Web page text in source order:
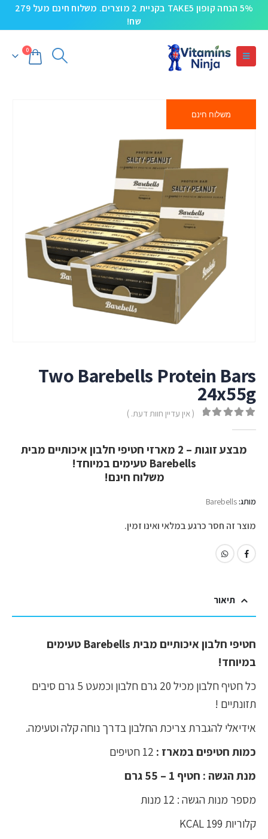
5% הנחה קופון TAKE5 בקניית 2 מוצרים. משלוח חינם מעל 279
שח!
0
משלוח חינם
Two Barebells Protein Bars
24x55g
( אין עדיין חוות דעת. )
מבצע זוגות – 2 מארזי חטיפי חלבון איכותיים מבית
Barebells טעימים במיוחד!
משלוח חינם!
מותג:Barebells
מוצר זה חסר כרגע במלאי ואינו זמין.
תיאור
חטיפי חלבון איכותיים מבית Barebells טעימים
במיוחד!
כל חטיף חלבון מכיל 20 גרם חלבון וכמעט 5 גרם סיבים
תזונתיים !
אידיאלי להגברת צריכת החלבון בדרך נוחה קלה וטעימה.
כמות חטיפים במארז :
מנת הגשה : חטיף 1 – 55 גרם
מספר מנות הגשה : 12 מנות
קלוריות 199 KCAL